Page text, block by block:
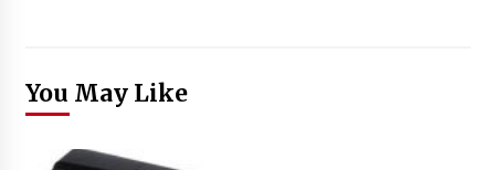
You May Like